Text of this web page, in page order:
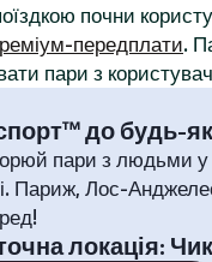
почни
передплати.
пари з
до будь-
пари з людьми
Париж, Лос-
локація: